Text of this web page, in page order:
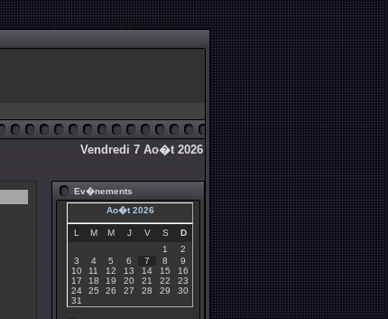
Vendredi 7 Ao�t 2026
Ev�nements
Ao�t 2026
L M M J V S
D
1
2
3
4 5 6 7 8
9
10
11 12 13 14 15
16
17
18 19 20 21 22
23
24
25 26 27 28 29
30
31